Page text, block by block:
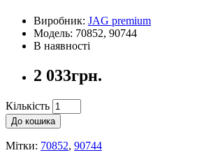
Виробник: JAG premium
Модель: 70852, 90744
В наявності
2 033грн.
Кількість
До кошика
Мітки: 70852, 90744